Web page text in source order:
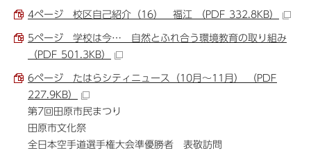
4ページ 校区自己紹介（16） 福江 （PDF 332.8KB）
5ページ 学校は今… 自然とふれ合う環境教育の取り組み
（PDF 501.3KB）
6ページ たはらシティニュース（10月～11月） （PDF
227.9KB）
第7回田原市民まつり
田原市文化祭
全日本空手道選手権大会準優勝者 表敬訪問